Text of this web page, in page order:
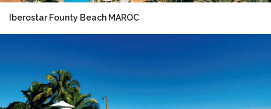
Iberostar Founty Beach MAROC